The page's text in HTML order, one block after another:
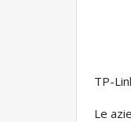
TP-
Le